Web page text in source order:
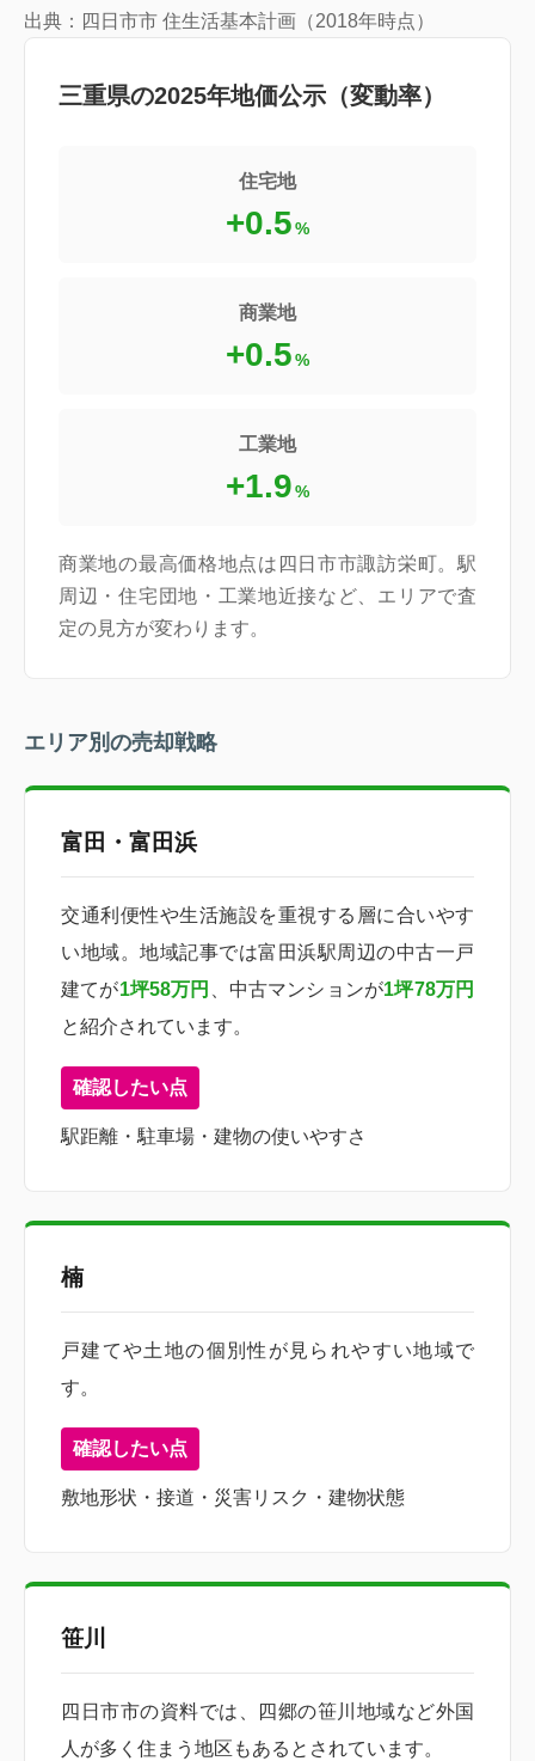
出典：四日市市 住生活基本計画（2018年時点）
三重県の2025年地価公示（変動率）
住宅地
+0.5%
商業地
+0.5%
工業地
+1.9%
商業地の最高価格地点は四日市市諏訪栄町。駅
周辺・住宅団地・工業地近接など、エリアで査
定の見方が変わります。
エリア別の売却戦略
富田・富田浜
交通利便性や生活施設を重視する層に合いやす
い地域。地域記事では富田浜駅周辺の中古一戸
建てが1坪58万円 、中古マンションが1坪78万円
と紹介されています。
確認したい点
駅距離・駐車場・建物の使いやすさ
楠
戸建てや土地の個別性が見られやすい地域で
す。
確認したい点
敷地形状・接道・災害リスク・建物状態
笹川
四日市市の資料では、四郷の笹川地域など外国
人が多く住まう地区もあるとされています。